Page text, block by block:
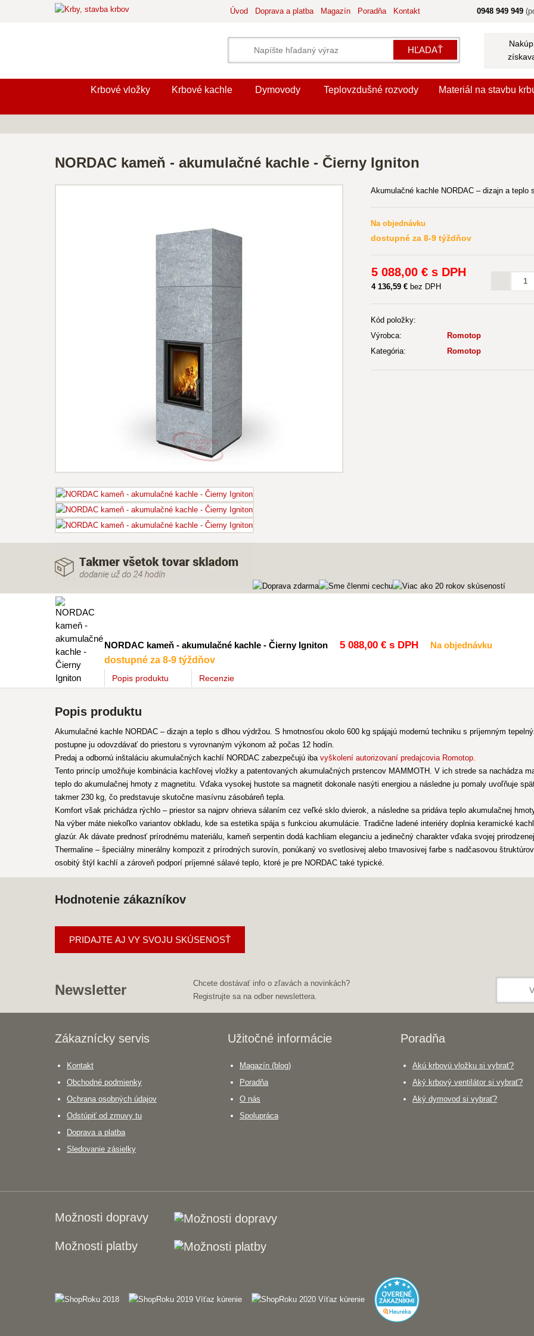
HĽADAŤ
0948 949 949
Úvod Doprava a platba Magazín Poradňa Kontakt
Krbové vložky Krbové kachle Dymovody Teplovzdušné rozvody Materiál na stavbu
NORDAC kameň - akumulačné kachle - Čierny Igniton
Akumulačné kachle NORDAC – dizajn a teplo
Na objednávku
dostupné za 8-9 týždňov
5 088,00 € s DPH
4 136,59 € bez DPH
Kód položky:
Výrobca:
Romotop
Kategória:
Romotop
NORDAC kameň - akumulačné kachle - Čierny Igniton 5 088,00 € s DPH Na objednávku
dostupné za 8-9 týždňov
Popis produktu Recenzie
Popis produktu
Akumulačné kachle NORDAC – dizajn a teplo s dlhou výdržou. S hmotnosťou okolo 600 kg spájajú modernú techniku s príjemným
postupne ju odovzdávať do priestoru s vyrovnaným výkonom až počas 12 hodín.
Predaj a odbornú inštaláciu akumulačných kachlí NORDAC zabezpečujú iba vyškolení autorizovaní predajcovia Romotop.
Tento princíp umožňuje kombinácia kachľovej vložky a patentovaných akumulačných prstencov MAMMOTH. V ich strede sa nachádza
teplo do akumulačnej hmoty z magnetitu. Vďaka vysokej hustote sa magnetit dokonale nasýti energiou a následne ju pomaly uvoľňuje
takmer 230 kg, čo predstavuje skutočne masívnu zásobáreň tepla.
Komfort však prichádza rýchlo – priestor sa najprv ohrieva sálaním cez veľké sklo dvierok, a následne sa pridáva teplo akumulačnej
Na výber máte niekoľko variantov obkladu, kde sa estetika spája s funkciou akumulácie. Tradične ladené interiéry doplnia keramické
glazúr. Ak dávate prednosť prírodnému materiálu, kameň serpentin dodá kachliam eleganciu a jedinečný charakter vďaka svojej
Thermaline – špeciálny minerálny kompozit z prírodných surovín, ponúkaný vo svetlosivej alebo tmavosivej farbe s nadčasovou
osobitý štýl kachlí a zároveň podporí príjemné sálavé teplo, ktoré je pre NORDAC také typické.
Hodnotenie zákazníkov
PRIDAJTE AJ VY SVOJU SKÚSENOSŤ
Newsletter
Chcete dostávať info o zľavách a novinkách?
Registrujte sa na odber newslettera.
Zákaznícky servis
Kontakt
Obchodné podmienky
Ochrana osobných údajov
Odstúpiť od zmuvy tu
Doprava a platba
Sledovanie zásielky
Užitočné informácie
Magazín (blog)
Poradňa
O nás
Spolupráca
Poradňa
Akú krbovú vložku si vybrať?
Aký krbový ventilátor si vybrať?
Aký dymovod si vybrať?
Možnosti dopravy
Možnosti platby